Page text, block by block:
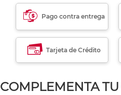
Pago contra entrega
Tarjeta de Crédito
COMPLEMENTA